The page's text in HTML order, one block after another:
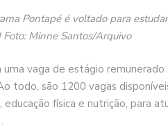
Pontapé é voltado para
Minne Santos/Arquivo
uma vaga de estágio
todo, são 1200 vagas
física e nutrição, para